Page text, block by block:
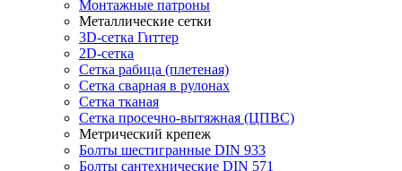
Монтажные патроны
Металлические сетки
3D-сетка Гиттер
2D-сетка
Сетка рабица (плетеная)
Сетка сварная в рулонах
Сетка тканая
Сетка просечно-вытяжная (ЦПВС)
Метрический крепеж
Болты шестигранные DIN 933
Болты сантехнические DIN 571